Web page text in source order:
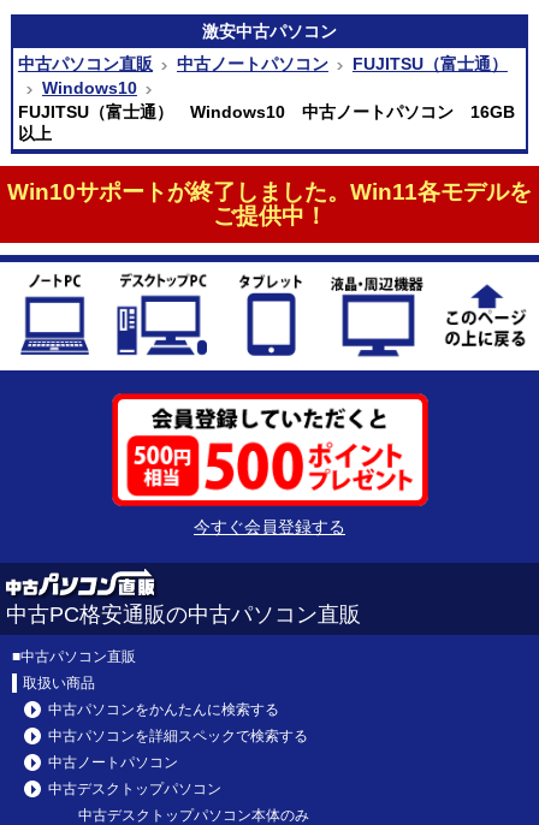
激安中古パソコン
中古パソコン直販
中古ノートパソコン
FUJITSU（富士通）
Windows10
FUJITSU（富士通） Windows10 中古ノートパソコン 16GB
以上
Win10サポートが終了しました。Win11各モデルを
ご提供中！
今すぐ会員登録する
中古PC格安通販の中古パソコン直販
■中古パソコン直販
取扱い商品
中古パソコンをかんたんに検索する
中古パソコンを詳細スペックで検索する
中古ノートパソコン
中古デスクトップパソコン
中古デスクトップパソコン本体のみ